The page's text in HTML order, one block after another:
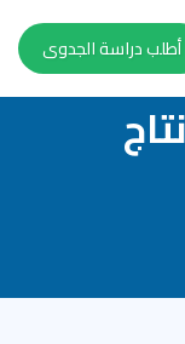
أطلب دراسة الجدوى